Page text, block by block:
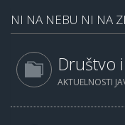
NI NA NEBU NI NA
Društvo
AKTUELNOSTI